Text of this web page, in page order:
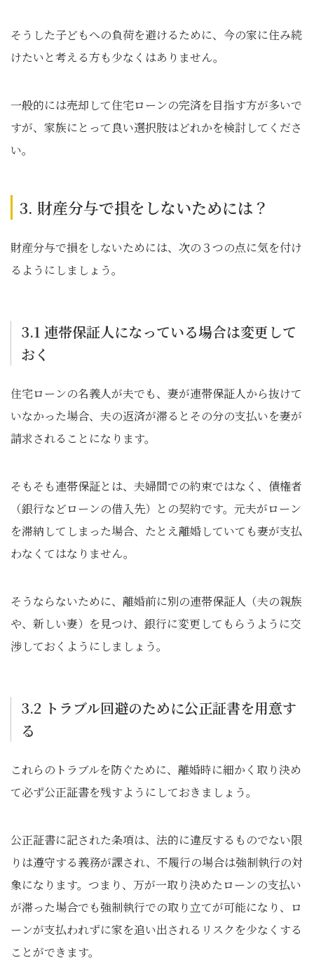
そうした子どもへの負荷を避けるために、今の家に住み続
けたいと考える方も少なくはありません。
一般的には売却して住宅ローンの完済を目指す方が多いで
すが、家族にとって良い選択肢はどれかを検討してくださ
い。
3. 財産分与で損をしないためには？
財産分与で損をしないためには、次の３つの点に気を付け
るようにしましょう。
3.1 連帯保証人になっている場合は変更して
おく
住宅ローンの名義人が夫でも、妻が連帯保証人から抜けて
いなかった場合、夫の返済が滞るとその分の支払いを妻が
請求されることになります。
そもそも連帯保証とは、夫婦間での約束ではなく、債権者
（銀行などローンの借入先）との契約です。元夫がローン
を滞納してしまった場合、たとえ離婚していても妻が支払
わなくてはなりません。
そうならないために、離婚前に別の連帯保証人（夫の親族
や、新しい妻）を見つけ、銀行に変更してもらうように交
渉しておくようにしましょう。
3.2 トラブル回避のために公正証書を用意す
る
これらのトラブルを防ぐために、離婚時に細かく取り決め
て必ず公正証書を残すようにしておきましょう。
公正証書に記された条項は、法的に違反するものでない限
りは遵守する義務が課され、不履行の場合は強制執行の対
象になります。つまり、万が一取り決めたローンの支払い
が滞った場合でも強制執行での取り立てが可能になり、ロ
ーンが支払われずに家を追い出されるリスクを少なくする
ことができます。